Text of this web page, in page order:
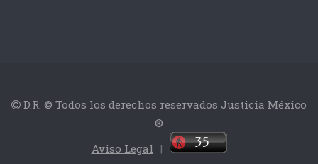
D.R. © Todos los derechos reservados Justicia México
®
Aviso Legal |